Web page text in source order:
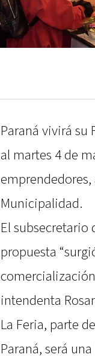
Paraná vivirá su
al martes 4 de
Municipalidad.
El subsecretario
propuesta
intendenta
La Feria, parte
Paraná, será